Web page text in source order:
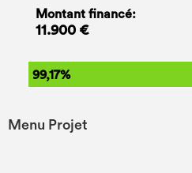
Montant financé:
11.900 €
99,17%
Menu Projet